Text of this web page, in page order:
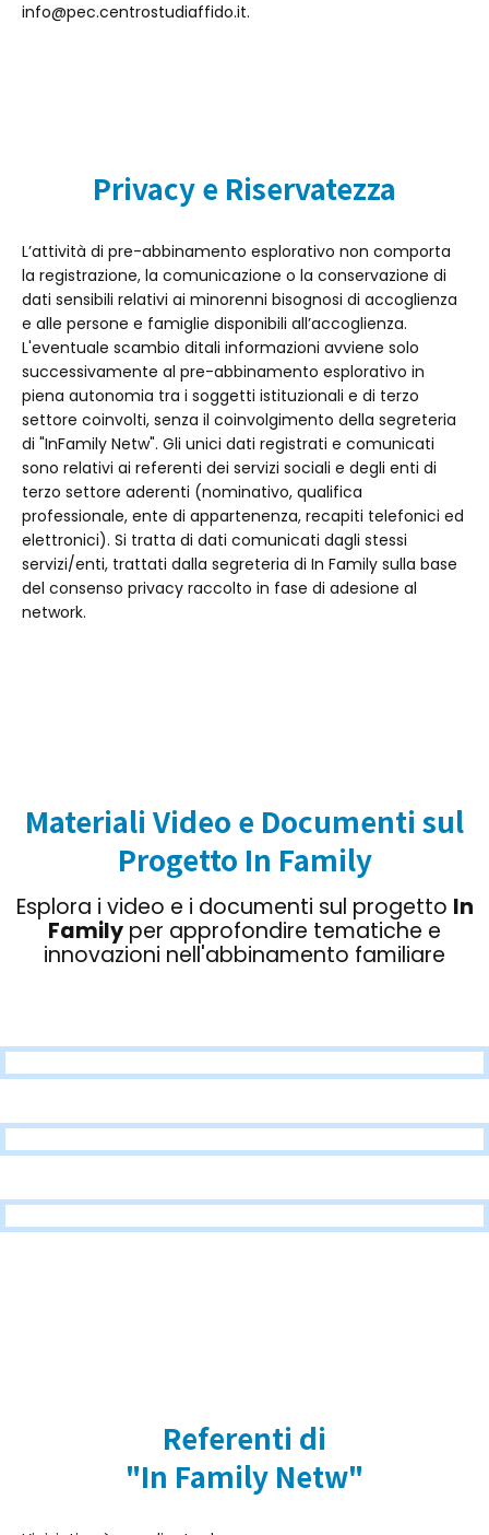
info@pec.centrostudiaffido.it.
Privacy e Riservatezza
L’attività di pre-abbinamento esplorativo non comporta
la registrazione, la comunicazione o la conservazione di
dati sensibili relativi ai minorenni bisognosi di accoglienza
e alle persone e famiglie disponibili all’accoglienza.
L'eventuale scambio ditali informazioni avviene solo
successivamente al pre-abbinamento esplorativo in
piena autonomia tra i soggetti istituzionali e di terzo
settore coinvolti, senza il coinvolgimento della segreteria
di "InFamily Netw". Gli unici dati registrati e comunicati
sono relativi ai referenti dei servizi sociali e degli enti di
terzo settore aderenti (nominativo, qualifica
professionale, ente di appartenenza, recapiti telefonici ed
elettronici). Si tratta di dati comunicati dagli stessi
servizi/enti, trattati dalla segreteria di In Family sulla base
del consenso privacy raccolto in fase di adesione al
network.
Materiali Video e Documenti sul
Progetto In Family
Esplora i video e i documenti sul progetto In
Family per approfondire tematiche e
innovazioni nell'abbinamento familiare
Referenti di
"In Family Netw"